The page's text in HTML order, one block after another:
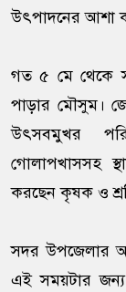
উৎপাদনের আশা
গত ৫ মে থেকে
পাড়ার মৌসুম।
উৎসবমুখর
গোলাপখাসসহ
করছেন কৃষক ও
সদর উপজেলার
এই সময়টার